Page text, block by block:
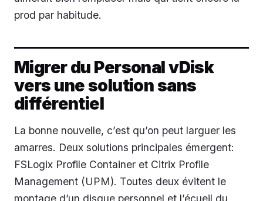
prod par habitude.
Migrer du Personal vDisk
vers une solution sans
différentiel
La bonne nouvelle, c’est qu’on peut larguer les
amarres. Deux solutions principales émergent:
FSLogix Profile Container et Citrix Profile
Management (UPM). Toutes deux évitent le
montage d’un disque personnel et l’écueil du